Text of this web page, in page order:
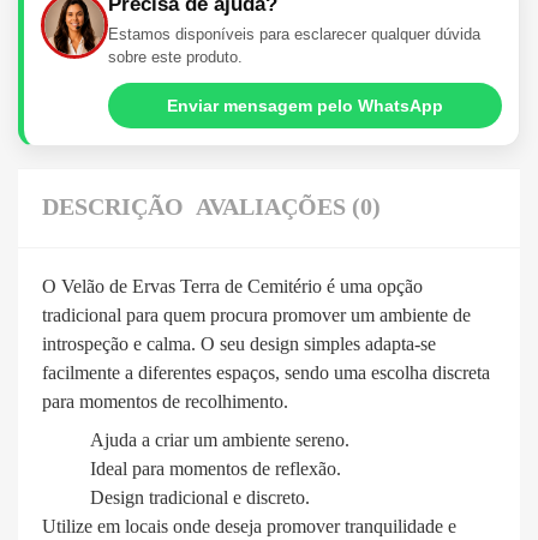
Estamos disponíveis para esclarecer qualquer dúvida
sobre este produto.
Enviar mensagem pelo WhatsApp
DESCRIÇÃO AVALIAÇÕES (0)
O Velão de Ervas Terra de Cemitério é uma opção
tradicional para quem procura promover um ambiente de
introspeção e calma. O seu design simples adapta-se
facilmente a diferentes espaços, sendo uma escolha discreta
para momentos de recolhimento.
Ajuda a criar um ambiente sereno.
Ideal para momentos de reflexão.
Design tradicional e discreto.
Utilize em locais onde deseja promover tranquilidade e